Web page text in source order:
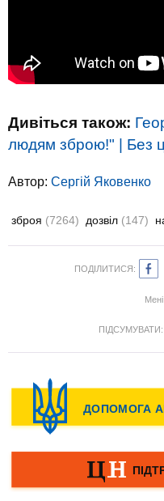
Дивіться також:
людям зброю!" | Без
Автор: Сергій Яковенко
зброя (7264) дозвіл (147)
ПОДІЛИТИСЯ:
ПІДСУМУВАТИ: